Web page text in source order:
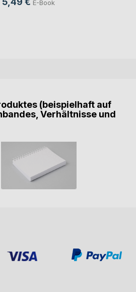
E-Book
(beispielhaft auf
Verhältnisse und